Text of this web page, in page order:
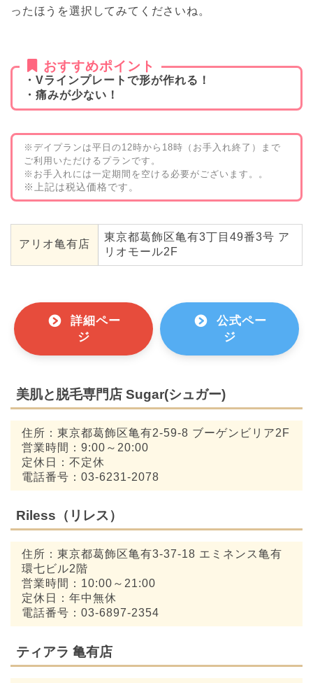
ったほうを選択してみてくださいね。
おすすめポイント
・Vラインプレートで形が作れる！
・痛みが少ない！
※デイプランは平日の12時から18時（お手入れ終了）まで
ご利用いただけるプランです。
※お手入れには一定期間を空ける必要がございます。。
※上記は税込価格です。
アリオ亀有店
東京都葛飾区亀有3丁目49番3号 ア
リオモール2F
詳細ペー
ジ
公式ペー
ジ
美肌と脱毛専門店 Sugar(シュガー)
住所：東京都葛飾区亀有2-59-8 ブーゲンビリア2F
営業時間：9:00～20:00
定休日：不定休
電話番号：03-6231-2078
Riless（リレス）
住所：東京都葛飾区亀有3-37-18 エミネンス亀有
環七ビル2階
営業時間：10:00～21:00
定休日：年中無休
電話番号：03-6897-2354
ティアラ 亀有店